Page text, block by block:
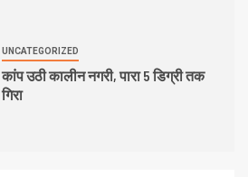
UNCATEGORIZED
कांप उठी कालीन नगरी, पारा 5 डिग्री तक
गिरा